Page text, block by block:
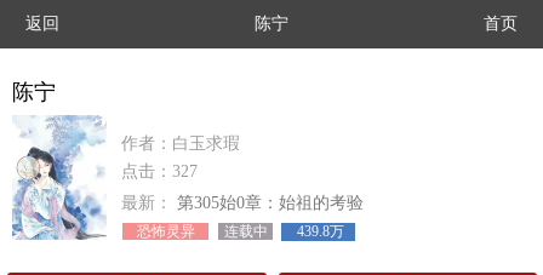
返回 陈宁 首页
陈宁
作者：白玉求瑕
点击：327
最新：
第305始0章：始祖的考验
恐怖灵异 连载中 439.8万